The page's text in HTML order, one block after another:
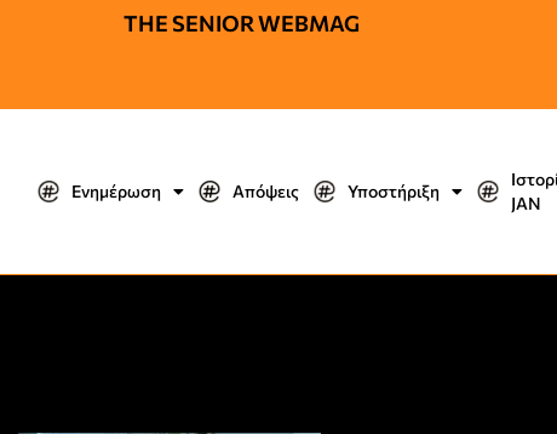
THE SENIOR WEBMAG
Ενημέρωση Απόψεις Υποστήριξη
JΑΝ